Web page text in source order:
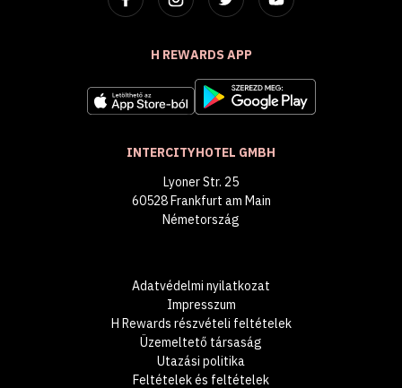
H REWARDS APP
INTERCITYHOTEL GMBH
Lyoner Str. 25
60528 Frankfurt am Main
Németország
Adatvédelmi nyilatkozat
Impresszum
H Rewards részvételi feltételek
Üzemeltető társaság
Utazási politika
Feltételek és feltételek